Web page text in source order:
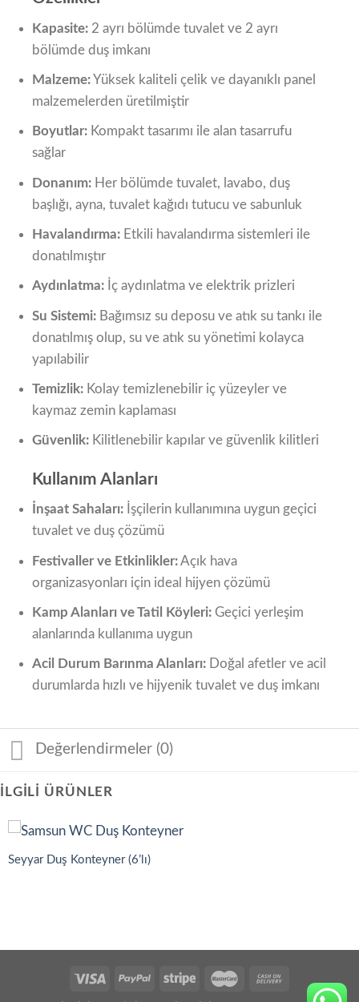
Kapasite:2 ayrı bölümde tuvalet ve 2 ayrı
bölümde duş imkanı
Malzeme:Yüksek kaliteli çelik ve dayanıklı panel
malzemelerden üretilmiştir
Boyutlar:Kompakt tasarımı ile alan tasarrufu
sağlar
Donanım:Her bölümde tuvalet, lavabo, duş
başlığı, ayna, tuvalet kağıdı tutucu ve sabunluk
Havalandırma:Etkili havalandırma sistemleri ile
donatılmıştır
Aydınlatma:İç aydınlatma ve elektrik prizleri
Su Sistemi:Bağımsız su deposu ve atık su tankı ile
donatılmış olup, su ve atık su yönetimi kolayca
yapılabilir
Temizlik:Kolay temizlenebilir iç yüzeyler ve
kaymaz zemin kaplaması
Güvenlik:Kilitlenebilir kapılar ve güvenlik kilitleri
Kullanım Alanları
İnşaat Sahaları:İşçilerin kullanımına uygun geçici
tuvalet ve duş çözümü
Festivaller ve Etkinlikler:Açık hava
organizasyonları için ideal hijyen çözümü
Kamp Alanları ve Tatil Köyleri:Geçici yerleşim
alanlarında kullanıma uygun
Acil Durum Barınma Alanları:Doğal afetler ve acil
durumlarda hızlı ve hijyenik tuvalet ve duş imkanı
Değerlendirmeler (0)
İLGILI ÜRÜNLER
Seyyar Duş Konteyner (6’lı)